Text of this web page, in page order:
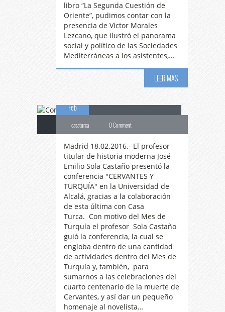
libro “La Segunda Cuestión de
Oriente”, pudimos contar con la
presencia de Víctor Morales
Lezcano, que ilustró el panorama
social y político de las Sociedades
Mediterráneas a los asistentes,…
LEER MAS
Feb
Conferencia
casaturca 0 Comment
Madrid 18.02.2016.- El profesor
titular de historia moderna José
Emilio Sola Castaño presentó la
conferencia "CERVANTES Y
TURQUÍA" en la Universidad de
Alcalá, gracias a la colaboración
de esta última con Casa
Turca. Con motivo del Mes de
Turquía el profesor Sola Castaño
guió la conferencia, la cual se
engloba dentro de una cantidad
de actividades dentro del Mes de
Turquía y, también, para
sumarnos a las celebraciones del
cuarto centenario de la muerte de
Cervantes, y así dar un pequeño
homenaje al novelista…
Desayunamoscon la